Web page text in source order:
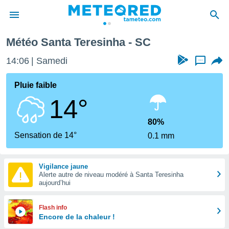
de
Météo Santa Teresinha - SC
14:06 Samedi ...
Pluie faible
14°
Sensation de 14°
80%
0.1 mm
Vigilance jaune
Alerte autre de niveau modéré à Santa Teresinha
aujourd’hui
Flash info
Encore de la chaleur !